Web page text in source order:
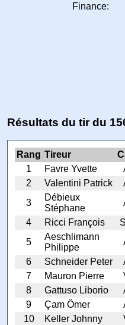
Finance:
Résultats du tir du
Rang Tireur
1
Favre Yvette
2
Valentini Patrick
3
Débieux
Stéphane
4
Ricci François
5
Aeschlimann
Philippe
6
Schneider Peter
7
Mauron Pierre
8
Gattuso Liborio
9
Çam Ömer
10
Keller Johnny